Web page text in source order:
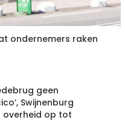
ondernemers raken
geen
Swijnenburg
op tot